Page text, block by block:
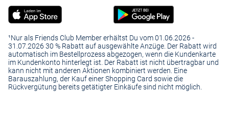
¹Nur als Friends Club Member erhältst Du vom 01.06.2026 -
31.07.2026 30 % Rabatt auf ausgewählte Anzüge. Der Rabatt wird
automatisch im Bestellprozess abgezogen, wenn die Kundenkarte
im Kundenkonto hinterlegt ist. Der Rabatt ist nicht übertragbar und
kann nicht mit anderen Aktionen kombiniert werden. Eine
Barauszahlung, der Kauf einer Shopping Card sowie die
Rückvergütung bereits getätigter Einkäufe sind nicht möglich.